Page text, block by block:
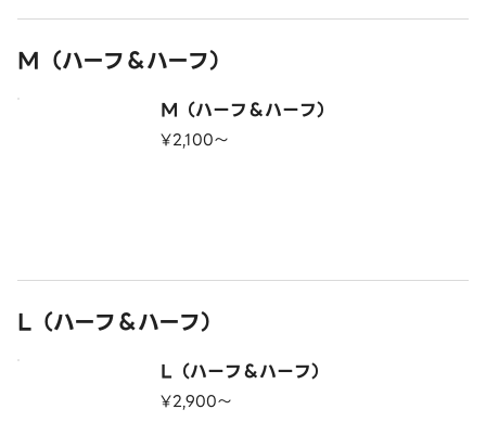
M（ハーフ＆ハーフ）
M（ハーフ＆ハーフ）
¥2,100〜
L（ハーフ＆ハーフ）
L（ハーフ＆ハーフ）
¥2,900〜